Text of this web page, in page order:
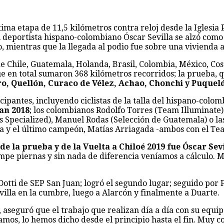
etapa de 11,5 kilómetros contra reloj desde la
hispano-colombiano Óscar Sevilla se alzó
que la llegada al podio fue sobre una vivienda
Chile, Guatemala, Holanda, Brasil, Colombia, México,
en total sumaron 368 kilómetros recorridos; la prueba,
Quellón, Curaco de Vélez, Achao, Chonchi y
incluyendo ciclistas de la talla del hispano-
2018; los colombianos Rodolfo Torres (Team
Specialized), Manuel Rodas (Selección de Guatemala) o
el último campeón, Matías Arriagada -ambos con el
la prueba y de la Vuelta a Chiloé 2019 fue Óscar
piernas y sin nada de diferencia veníamos a cálculo.
de SEP San Juan; logró el segundo lugar; seguido
en la cumbre, luego a Alarcón y finalmente a Duarte.
aseguró que el trabajo que realizan día a día con su
lo hemos dicho desde el principio hasta el fin. Muy